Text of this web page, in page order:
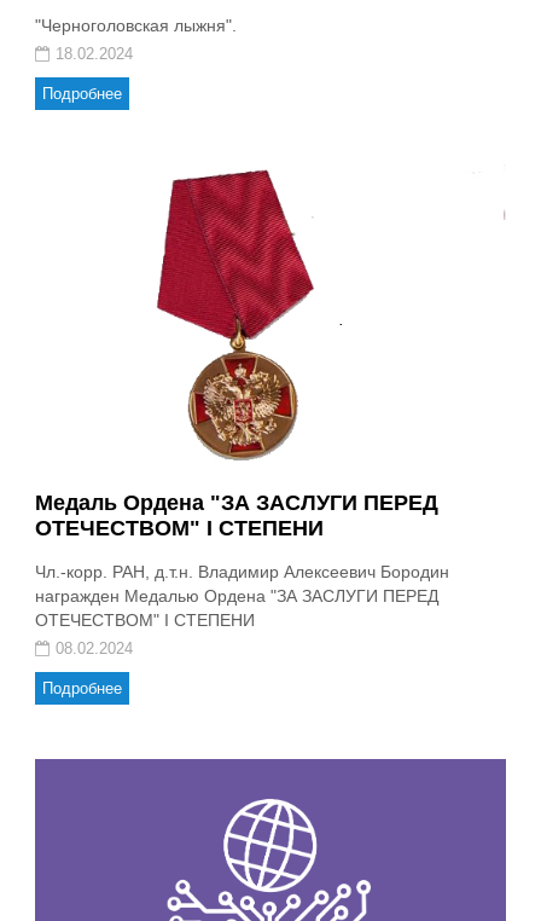
"Черноголовская лыжня".
18.02.2024
Подробнее
Медаль Ордена "ЗА ЗАСЛУГИ ПЕРЕД
ОТЕЧЕСТВОМ" I СТЕПЕНИ
Чл.-корр. РАН, д.т.н. Владимир Алексеевич Бородин
награжден Медалью Ордена "ЗА ЗАСЛУГИ ПЕРЕД
ОТЕЧЕСТВОМ" I СТЕПЕНИ
08.02.2024
Подробнее